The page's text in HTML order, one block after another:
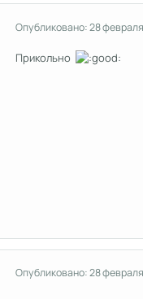
Опубликовано:28
Прикольно
Опубликовано:28